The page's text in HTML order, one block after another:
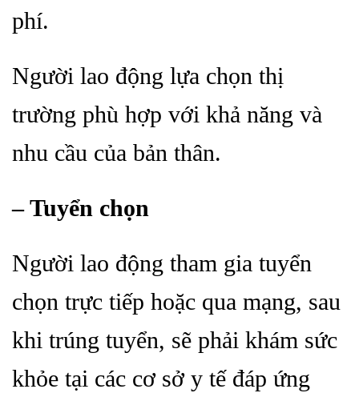
phí.
Người lao động lựa chọn thị
trường phù hợp với khả năng và
nhu cầu của bản thân.
– Tuyển chọn
Người lao động tham gia tuyển
chọn trực tiếp hoặc qua mạng, sau
khi trúng tuyển, sẽ phải khám sức
khỏe tại các cơ sở y tế đáp ứng